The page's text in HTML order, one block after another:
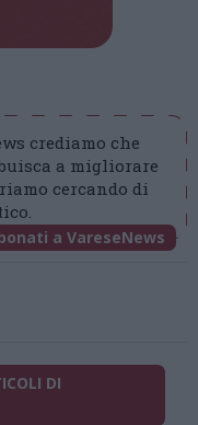
crediamo che
a migliorare
cercando di
a VareseNews
DI